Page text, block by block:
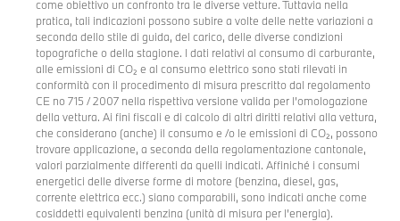
come obiettivo un confronto tra le diverse vetture. Tuttavia nella
pratica, tali indicazioni possono subire a volte delle nette variazioni a
seconda dello stile di guida, del carico, delle diverse condizioni
topografiche o della stagione. I dati relativi al consumo di carburante,
alle emissioni di CO₂ e al consumo elettrico sono stati rilevati in
conformità con il procedimento di misura prescritto dal regolamento
CE no 715 / 2007 nella rispettiva versione valida per l’omologazione
della vettura. Ai fini fiscali e di calcolo di altri diritti relativi alla vettura,
che considerano (anche) il consumo e /o le emissioni di CO₂, possono
trovare applicazione, a seconda della regolamentazione cantonale,
valori parzialmente differenti da quelli indicati. Affiniché i consumi
energetici delle diverse forme di motore (benzina, diesel, gas,
corrente elettrica ecc.) siano comparabili, sono indicati anche come
cosiddetti equivalenti benzina (unità di misura per l’energia).